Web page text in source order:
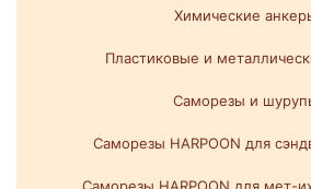
Химические
Пластиковые и
Саморезы и
Саморезы HARPOON для